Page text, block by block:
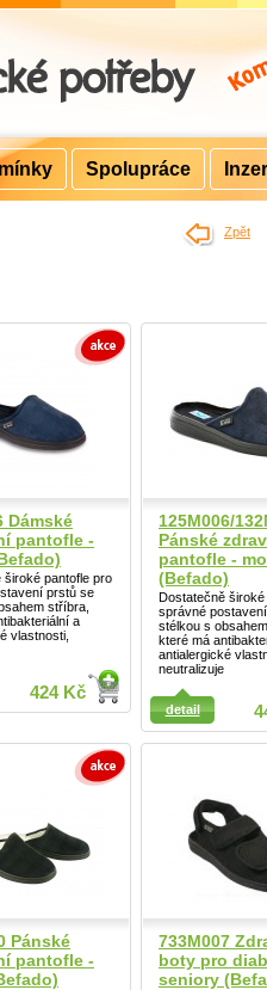
Dámské
pantofle -
široké pantofle pro
prstů se
stříbra,
a
vlastnosti,
424 Kč
125M006/
Pánské
pantofle -
(Befado)
Dostatečně široké
správné
stélkou s
které má
antialergické
neutralizuje
detail
Pánské
pantofle -
733M007
boty pro
seniory
Zpět
Spolupráce